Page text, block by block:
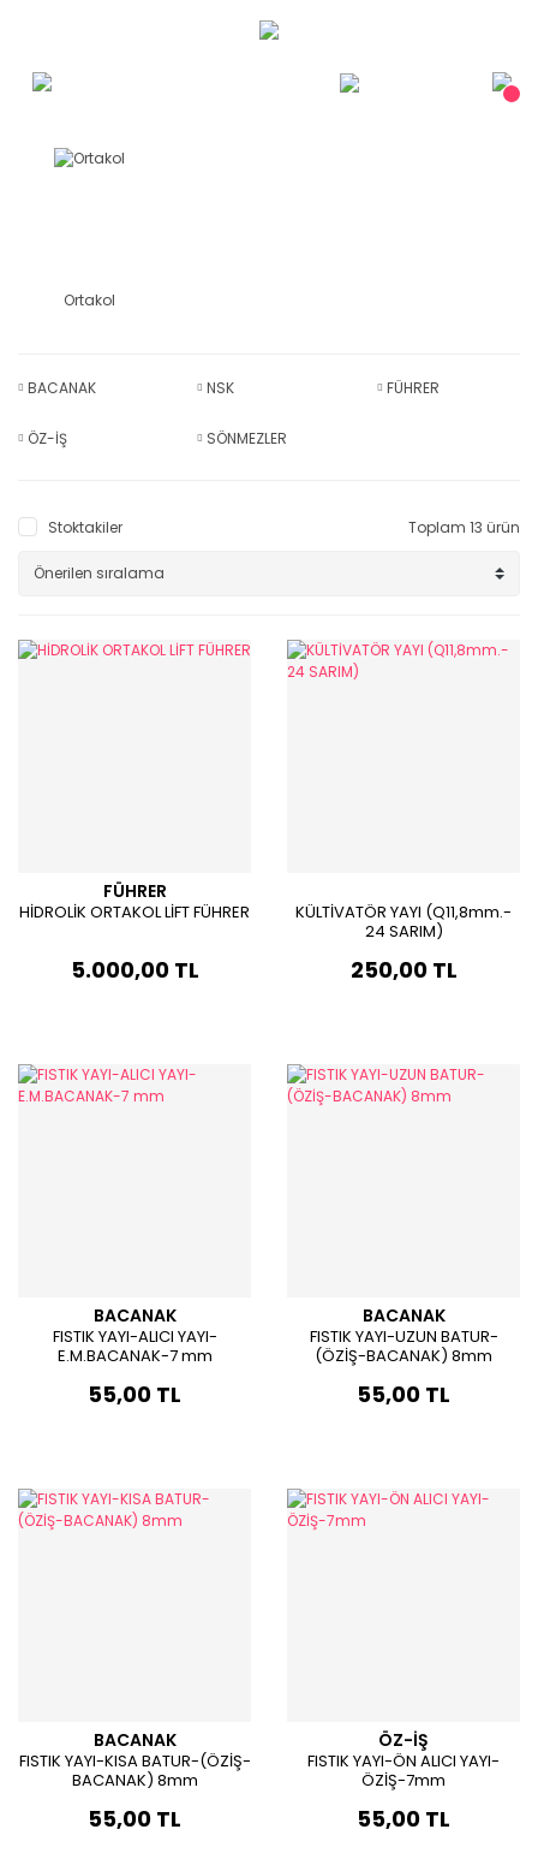
Ortakol
BACANAK NSK FÜHRER
ÖZ-İŞ SÖNMEZLER
Stoktakiler Toplam 13 ürün
FÜHRER
HİDROLİK ORTAKOL LİFT FÜHRER
5.000,00 TL
KÜLTİVATÖR YAYI (Q11,8mm.-
24 SARIM)
250,00 TL
BACANAK
FISTIK YAYI-ALICI YAYI-
E.M.BACANAK-7 mm
55,00 TL
BACANAK
FISTIK YAYI-UZUN BATUR-
(ÖZİŞ-BACANAK) 8mm
55,00 TL
BACANAK
FISTIK YAYI-KISA BATUR-(ÖZİŞ-
BACANAK) 8mm
55,00 TL
ÖZ-İŞ
FISTIK YAYI-ÖN ALICI YAYI-
ÖZİŞ-7mm
55,00 TL